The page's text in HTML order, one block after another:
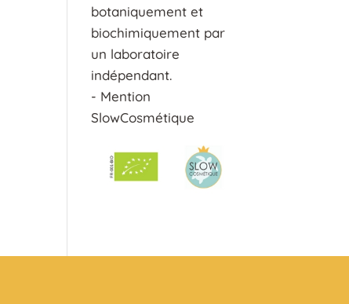
botaniquement et
biochimiquement par
un laboratoire
indépendant.
- Mention
SlowCosmétique